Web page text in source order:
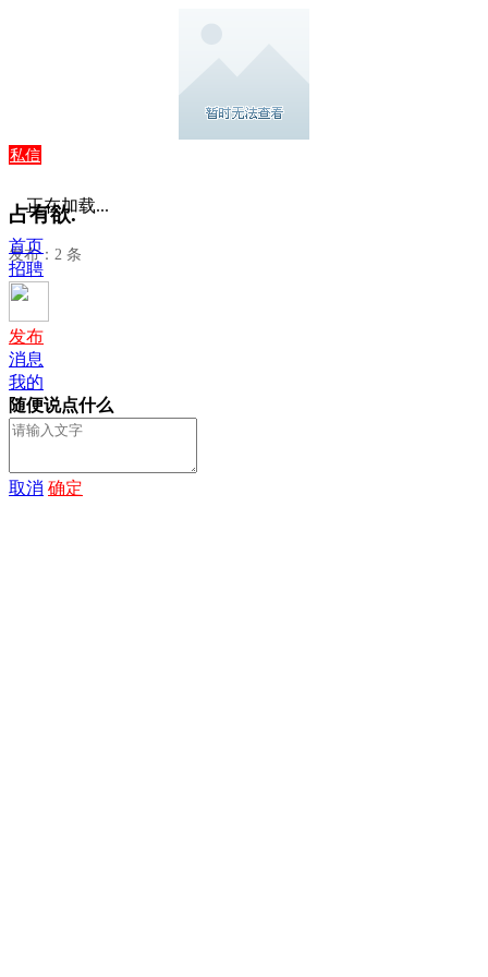
私信
占有欲.
发布：2 条
正在加载...
首页
招聘
发布
消息
我的
随便说点什么
取消 确定